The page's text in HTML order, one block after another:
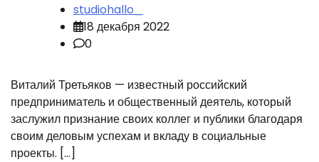
studiohallo_
18 декабря 2022
0
Виталий Третьяков — известный российский
предприниматель и общественный деятель, который
заслужил признание своих коллег и публики благодаря
своим деловым успехам и вкладу в социальные
проекты. […]